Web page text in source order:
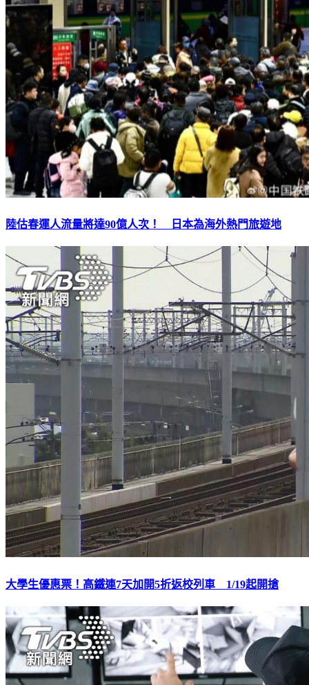
陸估春運人流量將達90億人次！ 日本為海外熱門旅遊地
大學生優惠票！高鐵連7天加開5折返校列車 1/19起開搶